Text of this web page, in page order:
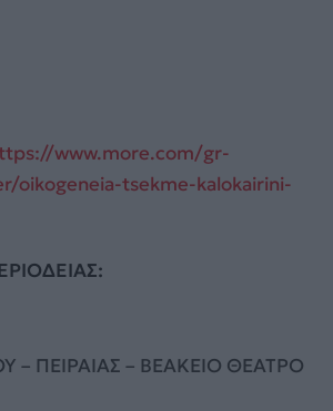
www.more.com/gr-
oikogeneia-tsekme-kalokairini-
– ΠΕΙΡΑΙΑΣ – ΒΕΑΚΕΙΟ ΘΕΑΤΡΟ